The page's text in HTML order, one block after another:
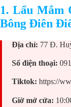
1. Lẩu Mắm
Bông Điên
Địa chỉ: 77 Đ.
Số điện thoại:
Tiktok: https://
Giờ mở cửa: